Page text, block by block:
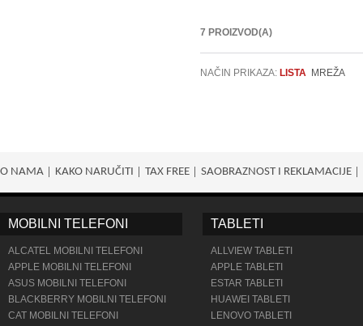
7 PROIZVOD(A)
NAČIN PRIKAZA: LISTA MREŽA
O NAMA KAKO NARUČITI TAX FREE SAOBRAZNOST I REKLAMACIJE
MOBILNI TELEFONI
ALCATEL MOBILNI TELEFONI
APPLE MOBILNI TELEFONI
ASUS MOBILNI TELEFONI
BLACKBERRY MOBILNI TELEFONI
CAT MOBILNI TELEFONI
TABLETI
ALLVIEW TABLETI
APPLE TABLETI
ESTAR TABLETI
HUAWEI TABLETI
LENOVO TABLETI